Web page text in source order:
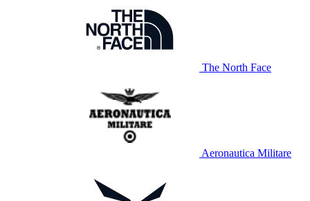
The North Face
Aeronautica Militare